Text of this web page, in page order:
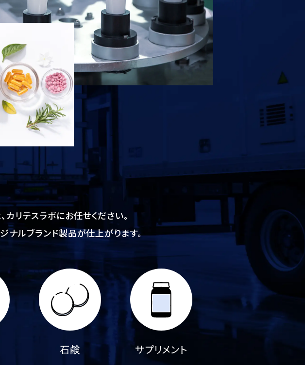
リテスラボにお任せください。
ナルブランド製品が仕上がります。
石鹸 サプリメント